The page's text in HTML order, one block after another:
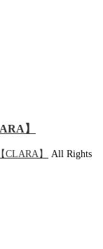
】
All Rights